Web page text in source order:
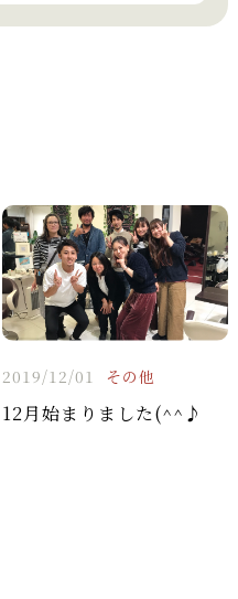
2019/12/01 その他
12月始まりました(^^♪